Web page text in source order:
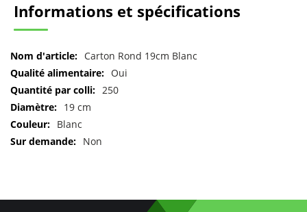
Informations et spécifications
Pour
plus
Carton Rond 19cm Blanc
Oui
250
19 cm
Blanc
Non